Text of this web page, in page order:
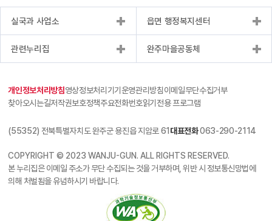
실국과 사업소 읍면 행정복지센터
관련누리집 완주마을공동체
개인정보처리방침영상정보처리기기운영관리방침이메일무단수집거부
찾아오시는길저작권보호정책주요전화번호읽기전용 프로그램
(55352) 전북특별자치도 완주군 용진읍 지암로 61 대표전화063-290-2114
COPYRIGHT © 2023 WANJU-GUN. ALL RIGHTS RESERVED.
본 누리집은 이메일 주소가 무단 수집되는 것을 거부하며, 위반 시 정보통신망법에
의해 처벌됨을 유념하시기 바랍니다.